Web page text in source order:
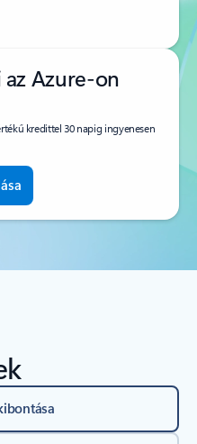
Azure-on
kredittel 30 napig ingyenesen